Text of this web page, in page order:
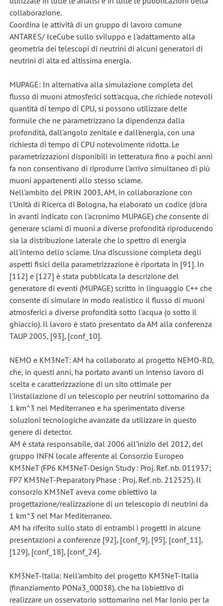
collaborazione.
Coordina le attività di un gruppo di lavoro comune
ANTARES/ IceCube sullo sviluppo e l'adattamento alla
geometria dei telescopi di neutrini di alcuni generatori di
neutrini di alta ed altissima energia.
MUPAGE: In alternativa alla simulazione completa del
flusso di muoni atmosferici sott'acqua, che richiede notevoli
quantità di tempo di CPU, si possono utilizzare delle
formule che ne parametrizzano la dipendenza dalla
profondità, dall'angolo zenitale e dall'energia, con una
richiesta di tempo di CPU notevolmente ridotta. Le
parametrizzazioni disponibili in letteratura fino a pochi anni
fa non consentivano di riprodurre l'arrivo simultaneo di più
muoni appartenenti allo stesso sciame.
Nell'ambito del PRIN 2003, AM, in collaborazione con
l'Unità di Ricerca di Bologna, ha elaborato un codice (d'ora
in avanti indicato con l'acronimo MUPAGE) che consente di
generare sciami di muoni a diverse profondità riproducendo
sia la distribuzione laterale che lo spettro di energia
all'interno dello sciame. Una discussione completa degli
aspetti fisici della parametrizzazione è riportata in [91]. In
[112] e [127] è stata pubblicata la descrizione del
generatore di eventi (MUPAGE) scritto in linguaggio C++ che
consente di simulare in modo realistico il flusso di muoni
atmosferici a diverse profondità sotto l'acqua (o sotto il
ghiaccio). Il lavoro è stato presentato da AM alla conferenza
TAUP 2005, [93], [conf_10].
NEMO e KM3NeT: AM ha collaborato al progetto NEMO-RD,
che, in questi anni, ha portato avanti un intenso lavoro di
scelta e caratterizzazione di un sito ottimale per
l'installazione di un telescopio per neutrini sottomarino da
1 km^3 nel Mediterraneo e ha sperimentato diverse
soluzioni tecnologiche avanzate da utilizzare in questo
genere di detector.
AM è stata responsabile, dal 2006 all'inizio del 2012, del
gruppo INFN locale afferente al Consorzio Europeo
KM3NeT (FP6 KM3NeT-Design Study : Proj. Ref. nb. 011937;
FP7 KM3NeT-Preparatory Phase : Proj. Ref. nb. 212525). Il
consorzio KM3NeT aveva come obiettivo la
progettazione/realizzazione di un telescopio di neutrini da
1 km^3 nel Mar Mediterraneo.
AM ha riferito sullo stato di entrambi i progetti in alcune
presentazioni a conferenze [92], [conf_9], [95], [conf_11],
[129], [conf_18], [conf_24].
KM3NeT-Italia: Nell'ambito del progetto KM3NeT-Italia
(finanziamento PONa3_00038), che ha l'obiettivo di
realizzare un osservatorio sottomarino nel Mar Ionio per la